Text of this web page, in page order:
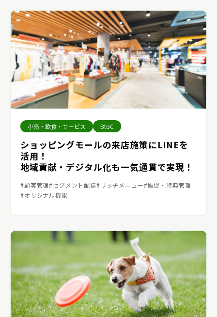
小売・飲食・サービス BtoC
ショッピングモールの来店施策にLINEを
活用！
地域貢献・デジタル化も一気通貫で実現！
顧客管理 セグメント配信 リッチメニュー
販促・特典管理
オリジナル機能